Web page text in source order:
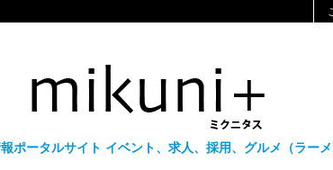
ポータルサイト イベント、求人、採用、グルメ（ラー